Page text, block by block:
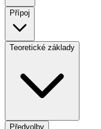
Přípoj
Teoretické základy
Předvolby